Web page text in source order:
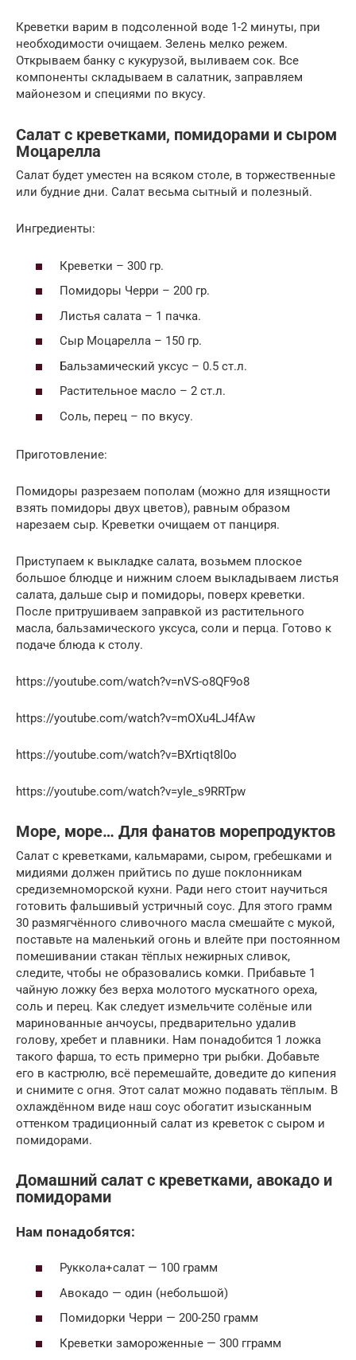
Креветки варим в подсоленной воде 1-2 минуты, при
необходимости очищаем. Зелень мелко режем.
Открываем банку с кукурузой, выливаем сок. Все
компоненты складываем в салатник, заправляем
майонезом и специями по вкусу.
Салат с креветками, помидорами и сыром
Моцарелла
Салат будет уместен на всяком столе, в торжественные
или будние дни. Салат весьма сытный и полезный.
Ингредиенты:
Креветки – 300 гр.
Помидоры Черри – 200 гр.
Листья салата – 1 пачка.
Сыр Моцарелла – 150 гр.
Бальзамический уксус – 0.5 ст.л.
Растительное масло – 2 ст.л.
Соль, перец – по вкусу.
Приготовление:
Помидоры разрезаем пополам (можно для изящности
взять помидоры двух цветов), равным образом
нарезаем сыр. Креветки очищаем от панциря.
Приступаем к выкладке салата, возьмем плоское
большое блюдце и нижним слоем выкладываем листья
салата, дальше сыр и помидоры, поверх креветки.
После притрушиваем заправкой из растительного
масла, бальзамического уксуса, соли и перца. Готово к
подаче блюда к столу.
https://youtube.com/watch?v=nVS-o8QF9o8
https://youtube.com/watch?v=mOXu4LJ4fAw
https://youtube.com/watch?v=BXrtiqt8l0o
https://youtube.com/watch?v=yIe_s9RRTpw
Море, море… Для фанатов морепродуктов
Салат с креветками, кальмарами, сыром, гребешками и
мидиями должен прийтись по душе поклонникам
средиземноморской кухни. Ради него стоит научиться
готовить фальшивый устричный соус. Для этого грамм
30 размягчённого сливочного масла смешайте с мукой,
поставьте на маленький огонь и влейте при постоянном
помешивании стакан тёплых нежирных сливок,
следите, чтобы не образовались комки. Прибавьте 1
чайную ложку без верха молотого мускатного ореха,
соль и перец. Как следует измельчите солёные или
маринованные анчоусы, предварительно удалив
голову, хребет и плавники. Нам понадобится 1 ложка
такого фарша, то есть примерно три рыбки. Добавьте
его в кастрюлю, всё перемешайте, доведите до кипения
и снимите с огня. Этот салат можно подавать тёплым. В
охлаждённом виде наш соус обогатит изысканным
оттенком традиционный салат из креветок с сыром и
помидорами.
Домашний салат с креветками, авокадо и
помидорами
Нам понадобятся:
Руккола+салат — 100 грамм
Авокадо — один (небольшой)
Помидорки Черри — 200-250 грамм
Креветки замороженные — 300 гграмм